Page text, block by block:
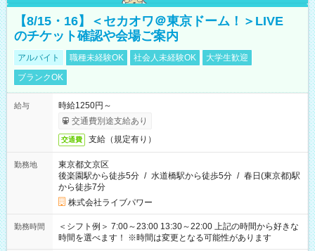
【8/15・16】＜セカオワ＠東京ドーム！＞LIVE
のチケット確認や会場ご案内
アルバイト 職種未経験OK 社会人未経験OK
大学生歓迎
ブランクOK
給与
時給1250円～
交通費別途支給あり
交通費 支給（規定有り）
勤務地
東京都文京区
後楽園駅から徒歩5分 / 水道橋駅から徒歩5分 / 春日(東京都)駅
から徒歩7分
株式会社ライブパワー
勤務時間
＜シフト例＞ 7:00～23:00 13:30～22:00 上記の時間から好きな
時間を選べます！ ※時間は変更となる可能性があります